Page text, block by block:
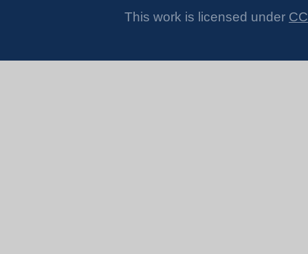
This work is licensed under